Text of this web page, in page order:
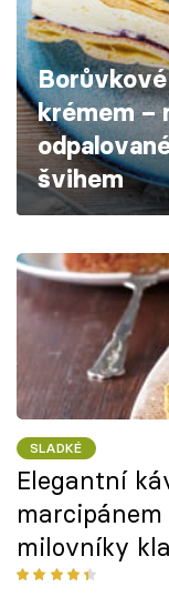
Škola vaření
Recepty z
Speciál:
Těhotnej
Přihlášení
Sledujte nás
krémem –
švihem
SLADKÉ
Elegantní
milovníky
zákusků